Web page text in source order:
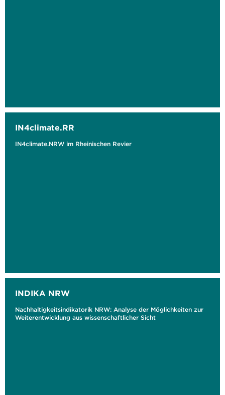
IN4climate.RR
IN4climate.NRW im Rheinischen Revier
INDIKA NRW
Nachhaltigkeitsindikatorik NRW: Analyse der Möglichkeiten zur
Weiterentwicklung aus wissenschaftlicher Sicht